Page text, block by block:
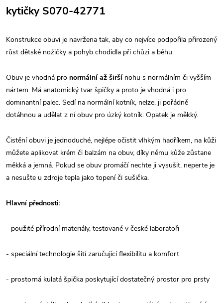
kytičky S070-42771
Konstrukce obuvi je navržena tak, aby co nejvíce podpořila přirozený
růst dětské nožičky a pohyb chodidla při chůzi a běhu.
Obuv je vhodná pro normální až širšínohu s normálním či vyšším
nártem. Má anatomický tvar špičky a proto je vhodná i pro
dominantní palec. Sedí na normální kotník, nelze. ji pořádně
dotáhnou a udělat z ní obuv pro úzký kotník. Opatek je měkký.
Čistění obuvi je jednoduché, nejlépe očistit vlhkým hadříkem, na kůži
můžete aplikovat krém či balzám na obuv, díky němu kůže zůstane
měkká a jemná. Pokud se obuv promáčí nechte ji vysušit, neperte je
a nesušte u zdroje tepla jako topení či sušička.
Hlavní přednosti:
- použité přírodní materiály, testované v české laboratoři
- speciální technologie šití zaručující flexibilitu a komfort
- prostorná kulatá špička poskytující dostatečný prostor pro prsty